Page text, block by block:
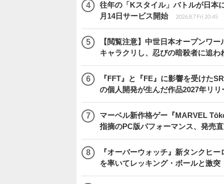
往年の「Kスタイル」バトルが日本
月14日サービス開始
2026.8.7 Fri 20:45
【閲覧注意】中世日本オープンワ
キャラクリし、忍びの暗殺者に追
『FFT』と『FE』に影響を受けた
の個人開発が生んだ作品2027年リリ
マーベル新作格ゲー『MARVEL
指摘のPC版パフォーマンス、発売
『オーバーウォッチ』新タンクヒ
を率いてレッキング・ボールと激突